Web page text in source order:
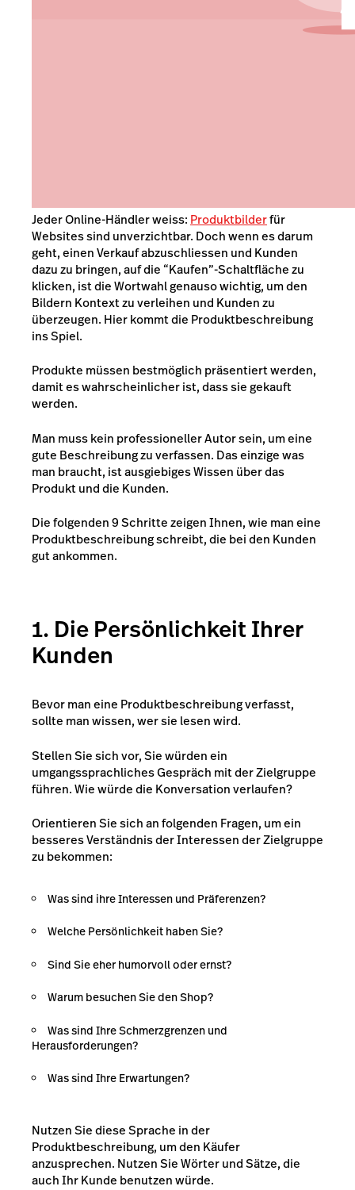
Jeder Online-Händler weiss: Produktbilderfür
Websites sind unverzichtbar. Doch wenn es darum
geht, einen Verkauf abzuschliessen und Kunden
dazu zu bringen, auf die “Kaufen”-Schaltfläche zu
klicken, ist die Wortwahl genauso wichtig, um den
Bildern Kontext zu verleihen und Kunden zu
überzeugen. Hier kommt die Produktbeschreibung
ins Spiel.
Produkte müssen bestmöglich präsentiert werden,
damit es wahrscheinlicher ist, dass sie gekauft
werden.
Man muss kein professioneller Autor sein, um eine
gute Beschreibung zu verfassen. Das einzige was
man braucht, ist ausgiebiges Wissen über das
Produkt und die Kunden.
Die folgenden 9 Schritte zeigen Ihnen, wie man eine
Produktbeschreibung schreibt, die bei den Kunden
gut ankommen.
1. Die Persönlichkeit Ihrer
Kunden
Bevor man eine Produktbeschreibung verfasst,
sollte man wissen, wer sie lesen wird.
Stellen Sie sich vor, Sie würden ein
umgangssprachliches Gespräch mit der Zielgruppe
führen. Wie würde die Konversation verlaufen?
Orientieren Sie sich an folgenden Fragen, um ein
besseres Verständnis der Interessen der Zielgruppe
zu bekommen:
Was sind ihre Interessen und Präferenzen?
Welche Persönlichkeit haben Sie?
Sind Sie eher humorvoll oder ernst?
Warum besuchen Sie den Shop?
Was sind Ihre Schmerzgrenzen und
Herausforderungen?
Was sind Ihre Erwartungen?
Nutzen Sie diese Sprache in der
Produktbeschreibung, um den Käufer
anzusprechen. Nutzen Sie Wörter und Sätze, die
auch Ihr Kunde benutzen würde.